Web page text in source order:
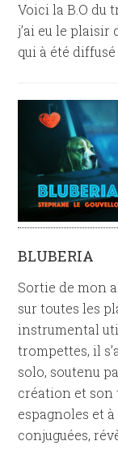
Voici la B.O du
j’ai eu le plaisir
qui à été
BLUBERIA
Sortie de mon
sur toutes les
instrumental
trompettes, il
solo, soutenu
création et son
espagnoles et
conjuguées,